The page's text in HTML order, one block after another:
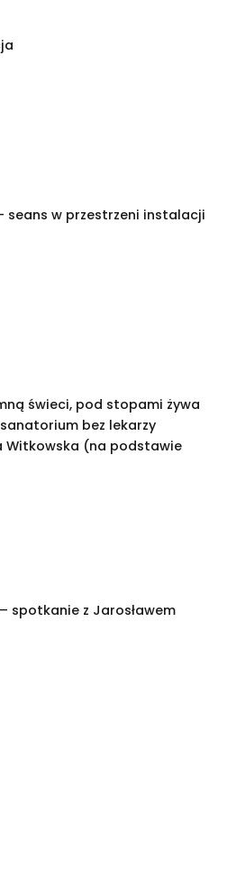
seans w przestrzeni instalacji
świeci, pod stopami żywa
bez lekarzy
Witkowska (na podstawie
spotkanie z Jarosławem